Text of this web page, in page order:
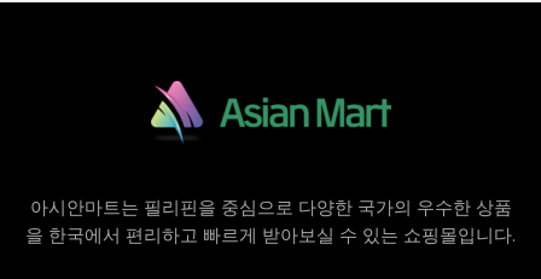
아시안마트는 필리핀을 중심으로 다양한 국가의 우수한 상품
을 한국에서 편리하고 빠르게 받아보실 수 있는 쇼핑몰입니다.